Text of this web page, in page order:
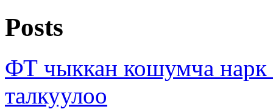
Posts
ФТ чыккан кошумча
талкуулоо